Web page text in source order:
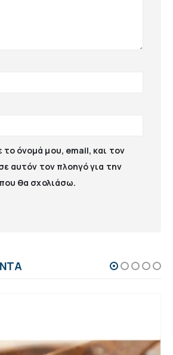
όνομά μου, email, και τον
αυτόν τον πλοηγό για την
θα σχολιάσω.